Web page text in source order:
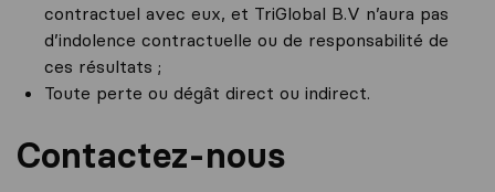
contractuel avec eux, et TriGlobal B.V n’aura pas
d’indolence contractuelle ou de responsabilité de
ces résultats ;
Toute perte ou dégât direct ou indirect.
Contactez-nous